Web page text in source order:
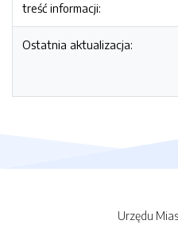
treść informacji:
Ostatnia aktualizacja:
Urzędu